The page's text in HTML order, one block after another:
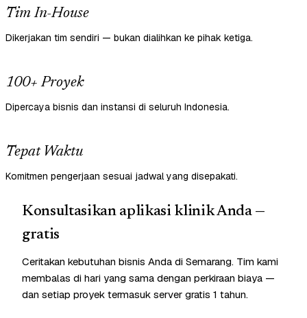
Tim In-House
Dikerjakan tim sendiri — bukan dialihkan ke pihak ketiga.
100+ Proyek
Dipercaya bisnis dan instansi di seluruh Indonesia.
Tepat Waktu
Komitmen pengerjaan sesuai jadwal yang disepakati.
Konsultasikan aplikasi klinik Anda —
gratis
Ceritakan kebutuhan bisnis Anda di Semarang. Tim kami
membalas di hari yang sama dengan perkiraan biaya —
dan setiap proyek termasuk server gratis 1 tahun.